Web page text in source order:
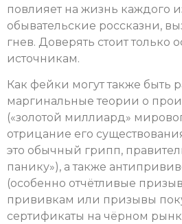
повлияет на жизнь каждого
обывательские россказни,
гнев. Доверять стоит
источникам.
Как фейки могут также быть
маргинальные теории о
(«золотой миллиард»
отрицание его
это обычный грипп,
панику»), а также
(особенно отчётливые
прививкам или призывы
сертификаты на чёрном